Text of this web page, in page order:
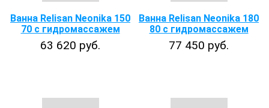
Ванна Relisan Neonika 150
70 с гидромассажем
63 620 руб.
Ванна Relisan Neonika 180
80 с гидромассажем
77 450 руб.